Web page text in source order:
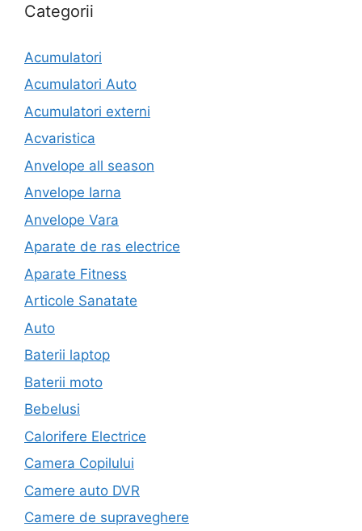
Categorii
Acumulatori
Acumulatori Auto
Acumulatori externi
Acvaristica
Anvelope all season
Anvelope Iarna
Anvelope Vara
Aparate de ras electrice
Aparate Fitness
Articole Sanatate
Auto
Baterii laptop
Baterii moto
Bebelusi
Calorifere Electrice
Camera Copilului
Camere auto DVR
Camere de supraveghere